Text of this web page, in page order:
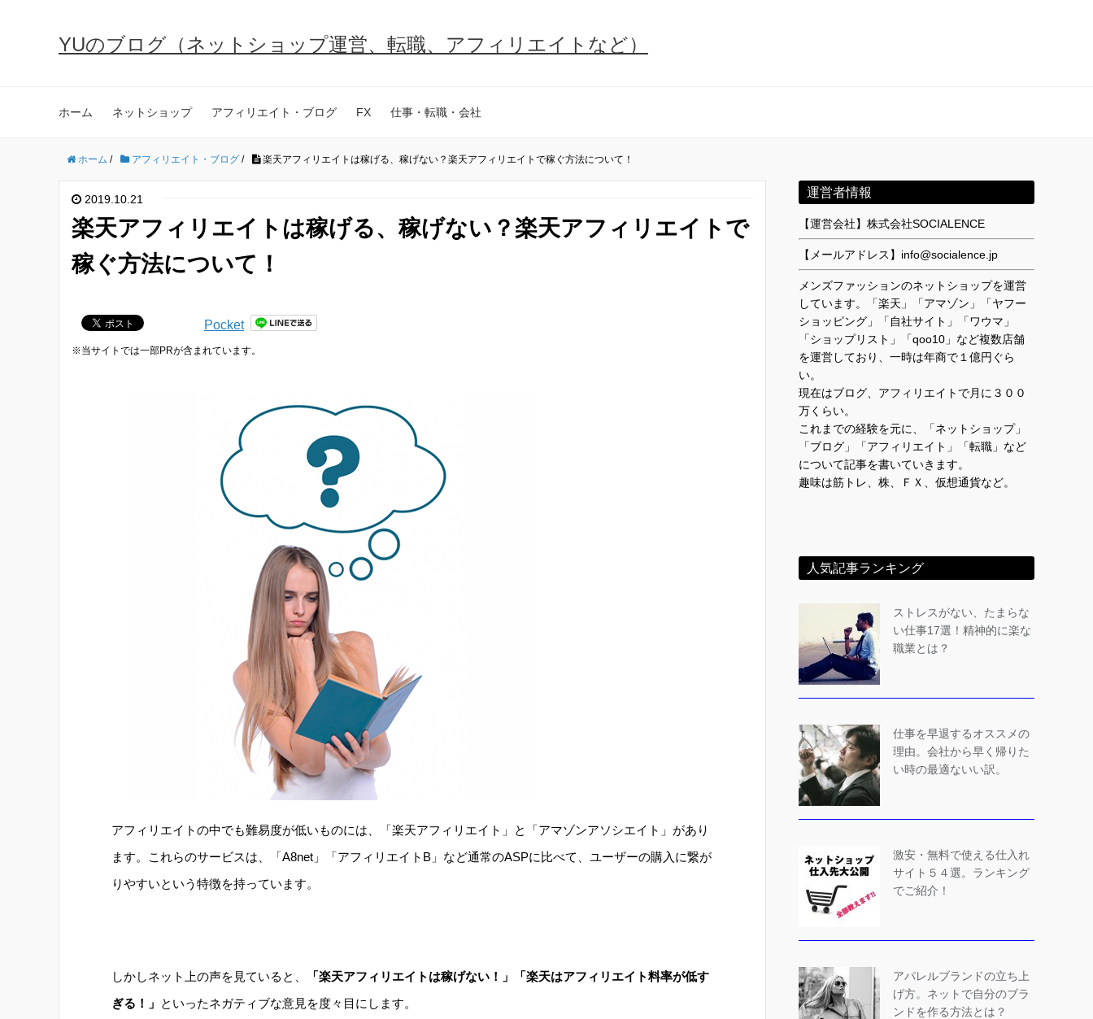
YUのブログ（ネットショップ運営、転職、アフィリエイトなど）
ホーム ネットショップ アフィリエイト・ブログ FX 仕事・転職・会社
ホーム / アフィリエイト・ブログ / 楽天アフィリエイトは稼げる、稼げない？楽天アフィリエイトで稼ぐ方法について！
2019.10.21
楽天アフィリエイトは稼げる、稼げない？楽天アフィリエイトで
稼ぐ方法について！
Pocket
※当サイトでは一部PRが含まれています。
アフィリエイトの中でも難易度が低いものには、「楽天アフィリエイト」と「アマゾンアソシエイト」があり
ます。これらのサービスは、「A8net」「アフィリエイトB」など通常のASPに比べて、ユーザーの購入に繋が
りやすいという特徴を持っています。
しかしネット上の声を見ていると、
「楽天アフィリエイトは稼げない！」「楽天はアフィリエイト料率が低す
ぎる！」 といったネガティブな意見を度々目にします。
運営者情報
【運営会社】株式会社SOCIALENCE
【メールアドレス】info@socialence.jp
メンズファッションのネットショップを運営
しています。「楽天」「アマゾン」「ヤフー
ショッピング」「自社サイト」「ワウマ」
「ショップリスト」「qoo10」など複数店舗
を運営しており、一時は年商で１億円ぐら
い。
現在はブログ、アフィリエイトで月に３００
万くらい。
これまでの経験を元に、「ネットショップ」
「ブログ」「アフィリエイト」「転職」など
について記事を書いていきます。
趣味は筋トレ、株、ＦＸ、仮想通貨など。
人気記事ランキング
ストレスがない、たまらな
い仕事17選！精神的に楽な
職業とは？
仕事を早退するオススメの
理由。会社から早く帰りた
い時の最適ないい訳。
激安・無料で使える仕入れ
サイト５４選。ランキング
でご紹介！
アパレルブランドの立ち上
げ方。ネットで自分のブラ
ンドを作る方法とは？